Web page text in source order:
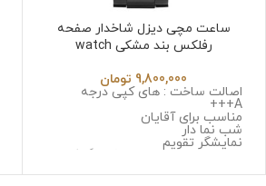
ساعت مچی دیزل شاخدار صفحه
رفلکس بند مشکی watch
9,800,000 تومان
اصالت ساخت : های کپی درجه
A+++
مناسب برای آقایان
شب نما دار
نمایشگر تقویم
نوع موتور : سه موتوره کرنوگراف
جنس قاب : استینلس استیل ضد